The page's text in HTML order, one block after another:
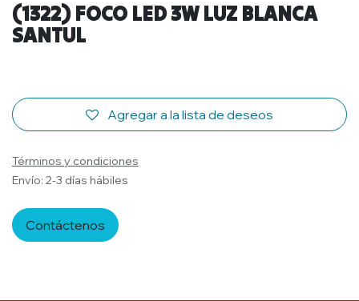
(1322) FOCO LED 3W LUZ BLANCA
SANTUL
Agregar a la lista de deseos
Términos y condiciones
Envío: 2-3 días hábiles
Contáctenos